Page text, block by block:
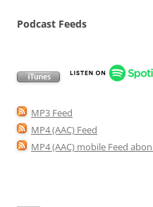
Podcast Feeds
MP3 Feed
MP4 (AAC) Feed
MP4 (AAC) mobile Feed